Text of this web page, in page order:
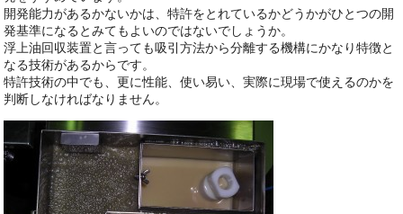
開発能力があるかないかは、特許をとれているかどうかがひとつの開
発基準になるとみてもよいのではないでしょうか。
浮上油回収装置と言っても吸引方法から分離する機構にかなり特徴と
なる技術があるからです。
特許技術の中でも、更に性能、使い易い、実際に現場で使えるのかを
判断しなければなりません。